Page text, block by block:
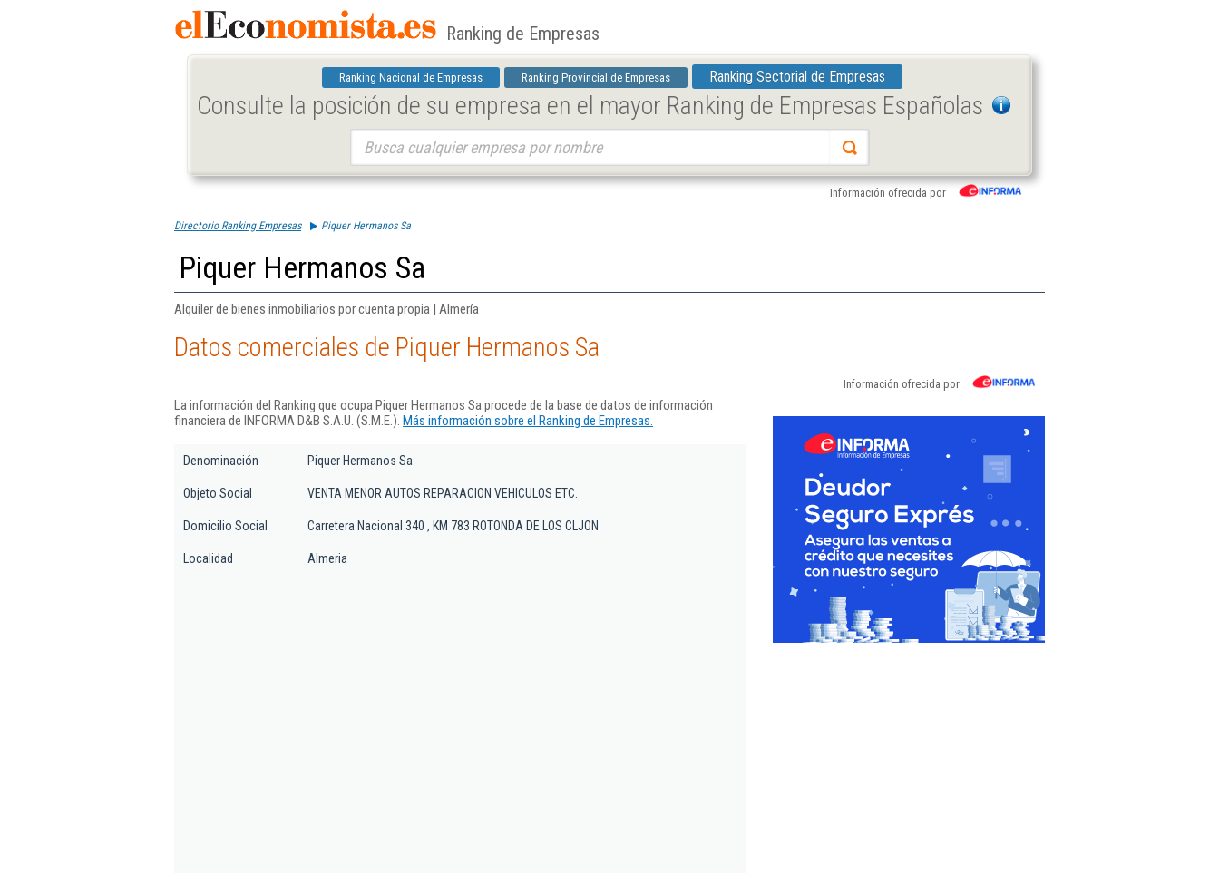
Ranking de Empresas
Ranking Nacional de Empresas Ranking Provincial de Empresas Ranking Sectorial de Empresas
Consulte la posición de su empresa en el mayor Ranking de Empresas Españolas
Información ofrecida por
Directorio Ranking Empresas Piquer Hermanos Sa
Piquer Hermanos Sa
Alquiler de bienes inmobiliarios por cuenta propia | Almería
Datos comerciales de Piquer Hermanos Sa
Información ofrecida por
La información del Ranking que ocupa Piquer Hermanos Sa procede de la base de datos de información
financiera de INFORMA D&B S.A.U. (S.M.E.). Más información sobre el Ranking de Empresas.
Denominación Piquer Hermanos Sa
Objeto Social VENTA MENOR AUTOS REPARACION VEHICULOS ETC.
Domicilio Social Carretera Nacional 340 , KM 783 ROTONDA DE LOS CLJON
Localidad Almeria